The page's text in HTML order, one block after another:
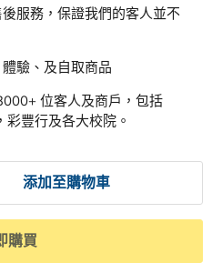
服務，保證我們的客人並不
驗、及自取商品
位客人及商戶，包括
豐行及各大校院。
添加至購物車
購買